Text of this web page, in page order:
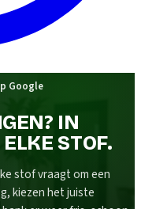
Google
IN
STOF.
stof vraagt om een
kiezen het juiste